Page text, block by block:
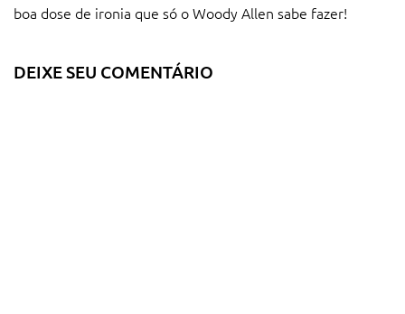
boa dose de ironia que só o Woody Allen sabe fazer!
DEIXE SEU COMENTÁRIO